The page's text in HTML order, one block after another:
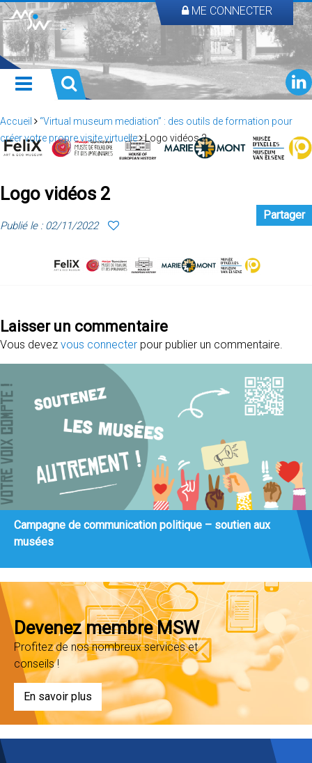
ME CONNECTER
Accueil
“Virtual museum mediation” : des outils de formation pour
créer votre propre visite virtuelle
Logo vidéos 2
Logo vidéos 2
Publié le : 02/11/2022
Partager
Laisser un commentaire
Vous devez vous connecter pour publier un commentaire.
Campagne de communication politique – soutien aux
musées
Devenez membre MSW
Profitez de nos nombreux services et
conseils !
En savoir plus